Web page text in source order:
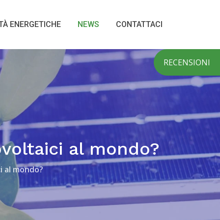
ENERGETICHE NEWS CONTATTACI
al mondo?
mondo?
RECENSIONI